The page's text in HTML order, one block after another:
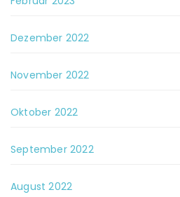
Dezember 2022
November 2022
Oktober 2022
September 2022
August 2022